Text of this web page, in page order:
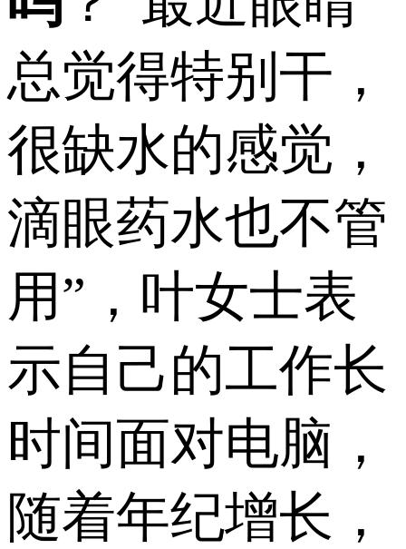
总觉得特别干，
很缺水的感觉，
滴眼药水也不管
用”，叶女士表
示自己的工作长
时间面对电脑，
随着年纪增长，